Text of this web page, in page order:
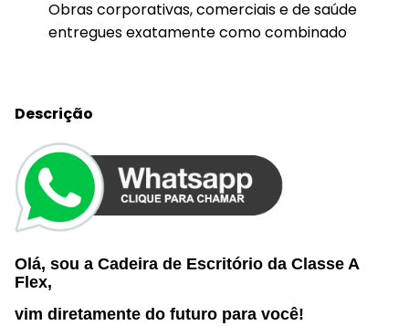
Obras corporativas, comerciais e de saúde
entregues exatamente como combinado
Descrição
Olá, sou a Cadeira de Escritório da Classe A
Flex,
vim diretamente do futuro para você!